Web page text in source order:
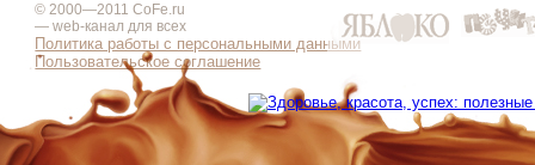
© 2000—2011 CoFe.ru
— web-канал для всех
Политика работы с персональными данными
Пользовательское соглашение